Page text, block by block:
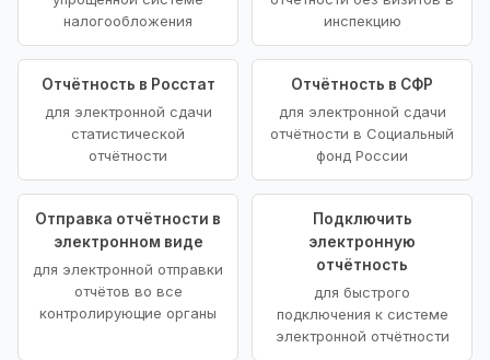
налогообложения
инспекцию
Отчётность в Росстат
для электронной сдачи
статистической
отчётности
Отчётность в СФР
для электронной сдачи
отчётности в Социальный
фонд России
Отправка отчётности в
электронном виде
для электронной отправки
отчётов во все
контролирующие органы
Подключить
электронную
отчётность
для быстрого
подключения к системе
электронной отчётности